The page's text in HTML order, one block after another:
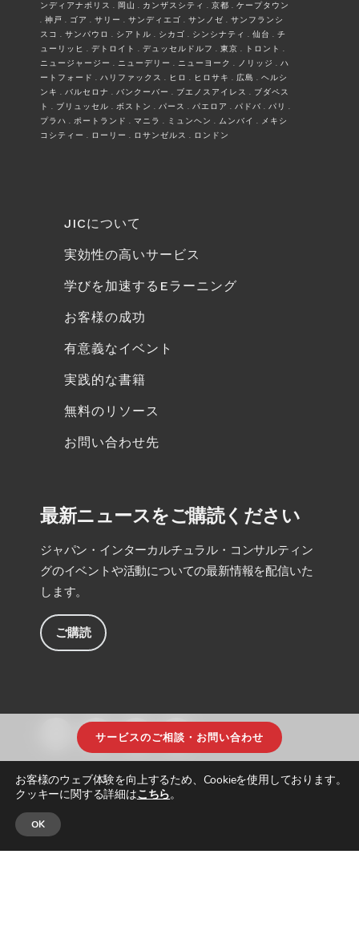
ンディアナポリス . 岡山 . カンザスシティ . 京都 . ケープタウン
. 神戸 . ゴア . サリー . サンディエゴ . サンノゼ . サンフランシ
スコ . サンパウロ . シアトル . シカゴ . シンシナティ . 仙台 . チ
ューリッヒ . デトロイト . デュッセルドルフ . 東京 . トロント .
ニュージャージー . ニューデリー . ニューヨーク . ノリッジ . ハ
ートフォード . ハリファックス . ヒロ . ヒロサキ . 広島 . ヘルシ
ンキ . バルセロナ . バンクーバー . ブエノスアイレス . ブダペス
ト . ブリュッセル . ボストン . パース . パエロア . パドバ . パリ .
プラハ . ポートランド . マニラ . ミュンヘン . ムンバイ . メキシ
コシティー . ローリー . ロサンゼルス . ロンドン
JICについて
実効性の高いサービス
学びを加速するEラーニング
お客様の成功
有意義なイベント
実践的な書籍
無料のリソース
お問い合わせ先
最新ニュースをご購読ください
ジャパン・インターカルチュラル・コンサルティン
グのイベントや活動についての最新情報を配信いた
します。
ご購読
サービスのご相談・お問い合わせ
お客様のウェブ体験を向上するため、Cookieを使用しております。
クッキーに関する詳細はこちら。
OK